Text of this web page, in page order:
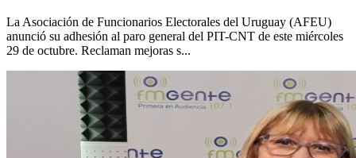
La Asociación de Funcionarios Electorales del Uruguay (AFEU)
anunció su adhesión al paro general del PIT-CNT de este miércoles
29 de octubre. Reclaman mejoras s...